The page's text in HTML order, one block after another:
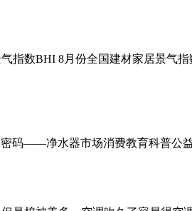
BHI 8月份全国建材家居景气指
——净水器市场消费教育科普公